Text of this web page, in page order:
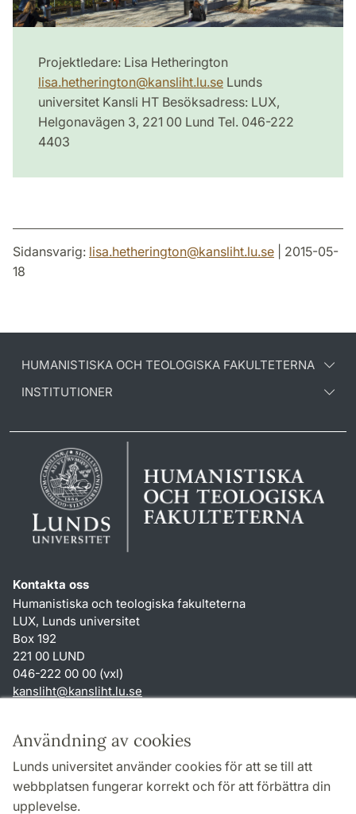
Användning av cookies
Lunds universitet använder cookies för att se till att
webbplatsen fungerar korrekt och för att förbättra din
upplevelse.
Projektledare: Lisa Hetherington
lisa.hetherington@kansliht.lu.se Lunds
universitet Kansli HT Besöksadress: LUX,
Helgonavägen 3, 221 00 Lund Tel. 046-222
4403
Sidansvarig: lisa.hetherington@kansliht.lu.se | 2015-05-
18
HUMANISTISKA OCH TEOLOGISKA FAKULTETERNA
INSTITUTIONER
Kontakta oss
Humanistiska och teologiska fakulteterna
LUX, Lunds universitet
Box 192
221 00 LUND
046-222 00 00 (vxl)
kansliht@kansliht.lu.se
Genvägar
Om webbplatsen och cookies
Behandling av personuppgifter
Tillgänglighetsredogörelse